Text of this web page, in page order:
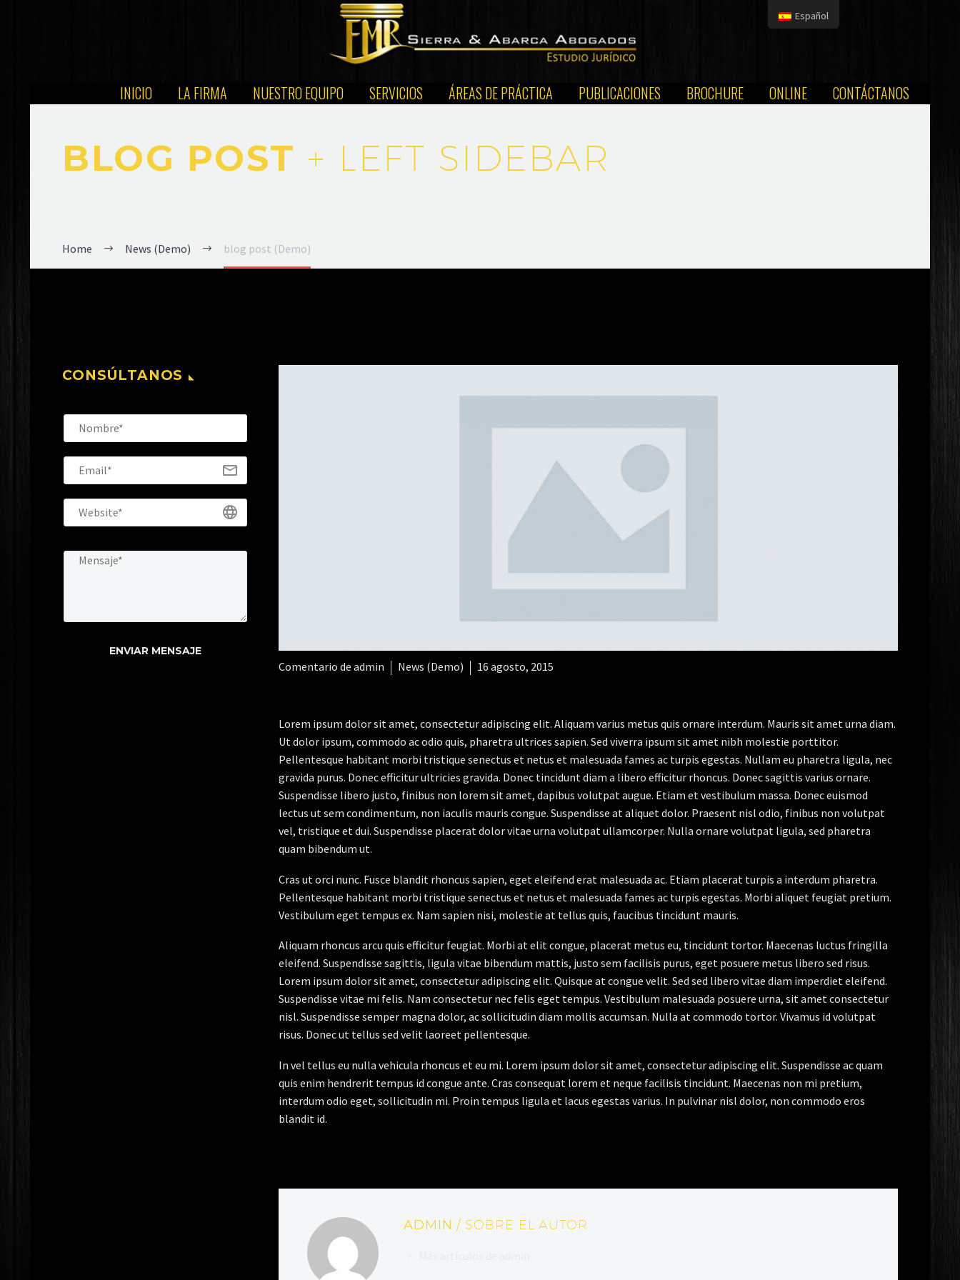
INICIO LA FIRMA NUESTRO EQUIPO SERVICIOS ÁREAS DE PRÁCTICA PUBLICACIONES BROCHURE ONLINE CONTÁCTANOS
BLOG POST + LEFT SIDEBAR
Home News (Demo) blog post (Demo)
Comentario de admin News (Demo) 16 agosto, 2015
Lorem ipsum dolor sit amet, consectetur adipiscing elit. Aliquam varius metus quis ornare interdum. Mauris sit amet urna diam.
Ut dolor ipsum, commodo ac odio quis, pharetra ultrices sapien. Sed viverra ipsum sit amet nibh molestie porttitor.
Pellentesque habitant morbi tristique senectus et netus et malesuada fames ac turpis egestas. Nullam eu pharetra ligula, nec
gravida purus. Donec efficitur ultricies gravida. Donec tincidunt diam a libero efficitur rhoncus. Donec sagittis varius ornare.
Suspendisse libero justo, finibus non lorem sit amet, dapibus volutpat augue. Etiam et vestibulum massa. Donec euismod
lectus ut sem condimentum, non iaculis mauris congue. Suspendisse at aliquet dolor. Praesent nisl odio, finibus non volutpat
vel, tristique et dui. Suspendisse placerat dolor vitae urna volutpat ullamcorper. Nulla ornare volutpat ligula, sed pharetra
quam bibendum ut.
Cras ut orci nunc. Fusce blandit rhoncus sapien, eget eleifend erat malesuada ac. Etiam placerat turpis a interdum pharetra.
Pellentesque habitant morbi tristique senectus et netus et malesuada fames ac turpis egestas. Morbi aliquet feugiat pretium.
Vestibulum eget tempus ex. Nam sapien nisi, molestie at tellus quis, faucibus tincidunt mauris.
Aliquam rhoncus arcu quis efficitur feugiat. Morbi at elit congue, placerat metus eu, tincidunt tortor. Maecenas luctus fringilla
eleifend. Suspendisse sagittis, ligula vitae bibendum mattis, justo sem facilisis purus, eget posuere metus libero sed risus.
Lorem ipsum dolor sit amet, consectetur adipiscing elit. Quisque at congue velit. Sed sed libero vitae diam imperdiet eleifend.
Suspendisse vitae mi felis. Nam consectetur nec felis eget tempus. Vestibulum malesuada posuere urna, sit amet consectetur
nisl. Suspendisse semper magna dolor, ac sollicitudin diam mollis accumsan. Nulla at commodo tortor. Vivamus id volutpat
risus. Donec ut tellus sed velit laoreet pellentesque.
In vel tellus eu nulla vehicula rhoncus et eu mi. Lorem ipsum dolor sit amet, consectetur adipiscing elit. Suspendisse ac quam
quis enim hendrerit tempus id congue ante. Cras consequat lorem et neque facilisis tincidunt. Maecenas non mi pretium,
interdum odio eget, sollicitudin mi. Proin tempus ligula et lacus egestas varius. In pulvinar nisl dolor, non commodo eros
blandit id.
ADMIN/ SOBRE EL AUTOR
CONSÚLTANOS
Español